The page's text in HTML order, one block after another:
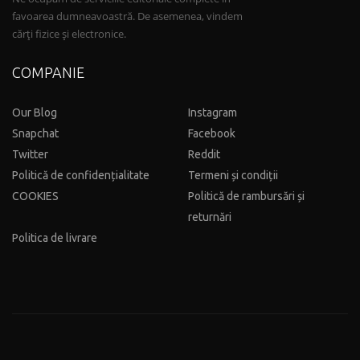
favoarea dumneavoastră. De asemenea, vindem
cărți fizice și electronice.
COMPANIE
Our Blog
Instagram
Snapchat
Facebook
Twitter
Reddit
Politică de confidențialitate
Termeni și condiții
COOKIES
Politică de rambursări și
returnări
Politica de livrare